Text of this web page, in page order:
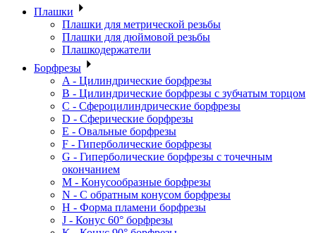
Плашки
Плашки для метрической резьбы
Плашки для дюймовой резьбы
Плашкодержатели
Борфрезы
A - Цилиндрические борфрезы
B - Цилиндрические борфрезы с зубчатым торцом
C - Сфероцилиндрические борфрезы
D - Сферические борфрезы
E - Овальные борфрезы
F - Гиперболические борфрезы
G - Гиперболические борфрезы с точечным
окончанием
M - Конусообразные борфрезы
N - С обратным конусом борфрезы
H - Форма пламени борфрезы
J - Конус 60° борфрезы